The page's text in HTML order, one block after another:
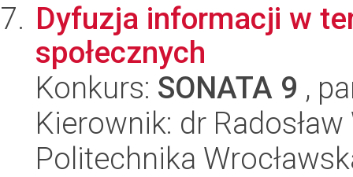
Dyfuzja informacji w
społecznych
Konkurs: SONATA 9 ,
Kierownik: dr
Politechnika